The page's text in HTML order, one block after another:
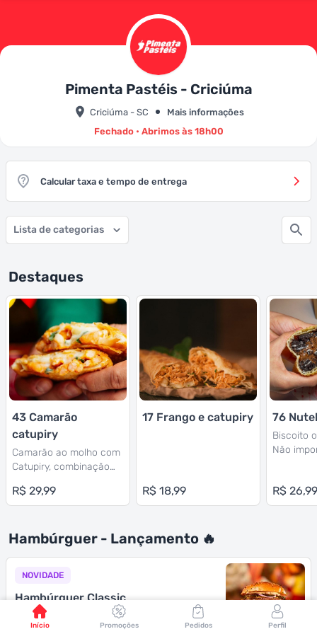
Pimenta Pastéis - Criciúma
Criciúma - SC
Mais informações
Fechado • Abrimos às 18h00
Calcular taxa e tempo de entrega
Lista de categorias
Destaques
43 Camarão
catupiry
Camarão ao molho com
Catupiry, combinação
massa caseira!
R$ 29,99
17 Frango e catupiry
R$ 18,99
76
Biscoito
Não
Oreo®
avelã
R$ 26,99
Hambúrguer - Lançamento 🔥
NOVIDADE
Hambúrguer Classic
Pão macio tostado na manteiga,
Início Promoções Pedidos Perfil